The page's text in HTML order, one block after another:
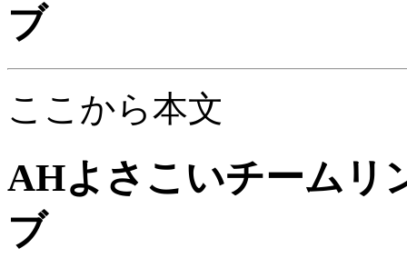
ブ
ここから本文
AHよさこいチームリ
ブ